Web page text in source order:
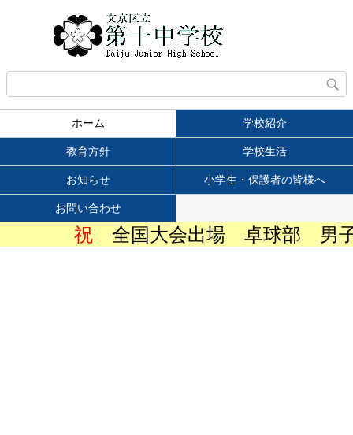
ホーム 学校紹介
教育方針 学校生活
お知らせ 小学生・保護者の皆様へ
お問い合わせ
祝全国大会出場 卓